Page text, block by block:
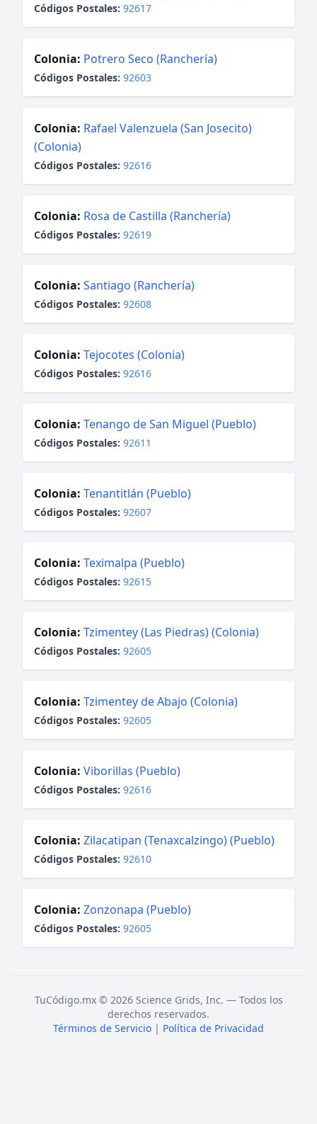
Códigos Postales: 92617
Colonia: Potrero Seco (Ranchería)
Códigos Postales: 92603
Colonia: Rafael Valenzuela (San Josecito)
(Colonia)
Códigos Postales: 92616
Colonia: Rosa de Castilla (Ranchería)
Códigos Postales: 92619
Colonia: Santiago (Ranchería)
Códigos Postales: 92608
Colonia: Tejocotes (Colonia)
Códigos Postales: 92616
Colonia: Tenango de San Miguel (Pueblo)
Códigos Postales: 92611
Colonia: Tenantitlán (Pueblo)
Códigos Postales: 92607
Colonia: Teximalpa (Pueblo)
Códigos Postales: 92615
Colonia: Tzimentey (Las Piedras) (Colonia)
Códigos Postales: 92605
Colonia: Tzimentey de Abajo (Colonia)
Códigos Postales: 92605
Colonia: Viborillas (Pueblo)
Códigos Postales: 92616
Colonia: Zilacatipan (Tenaxcalzingo) (Pueblo)
Códigos Postales: 92610
Colonia: Zonzonapa (Pueblo)
Códigos Postales: 92605
TuCódigo.mx © 2026 Science Grids, Inc. — Todos los
derechos reservados.
Términos de Servicio | Política de Privacidad